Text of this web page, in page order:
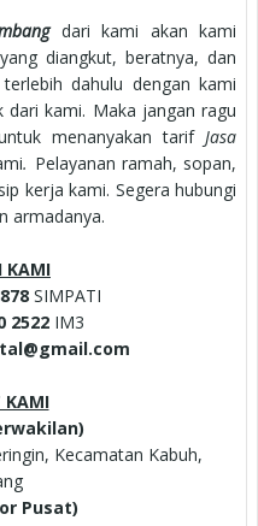
dari kami akan kami
diangkut, beratnya, dan
dahulu dengan kami
kami. Maka jangan ragu
menanyakan tarif Jasa
. Pelayanan ramah, sopan,
kerja kami. Segera hubungi
armadanya.
KAMI
SIMPATI
2522IM3
KAMI
Kecamatan Kabuh,
Pusat)